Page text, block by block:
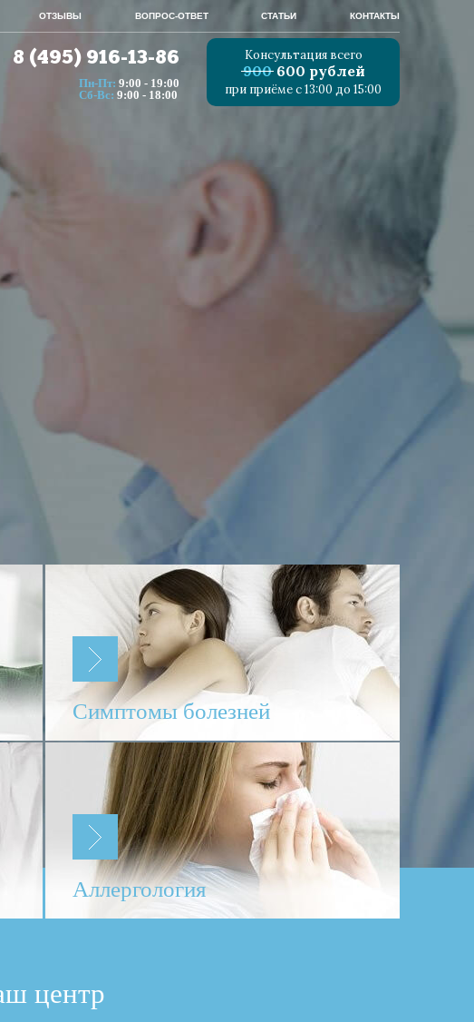
ОТЗЫВЫ ВОПРОС-ОТВЕТ СТАТЬИ КОНТАКТЫ
8 (495) 916-13-86
Пн-Пт: 9:00 - 19:00
Сб-Вс: 9:00 - 18:00
Консультация всего
900 600 рублей
при приёме с 13:00 до 15:00
Симптомы болезней
Аллергология
центр